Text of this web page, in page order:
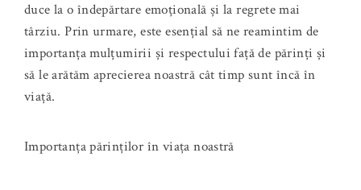
duce la o îndepărtare emoțională și la regrete mai
târziu. Prin urmare, este esențial să ne reamintim de
importanța mulțumirii și respectului față de părinți și
să le arătăm aprecierea noastră cât timp sunt încă în
viață.
Importanța părinților în viața noastră